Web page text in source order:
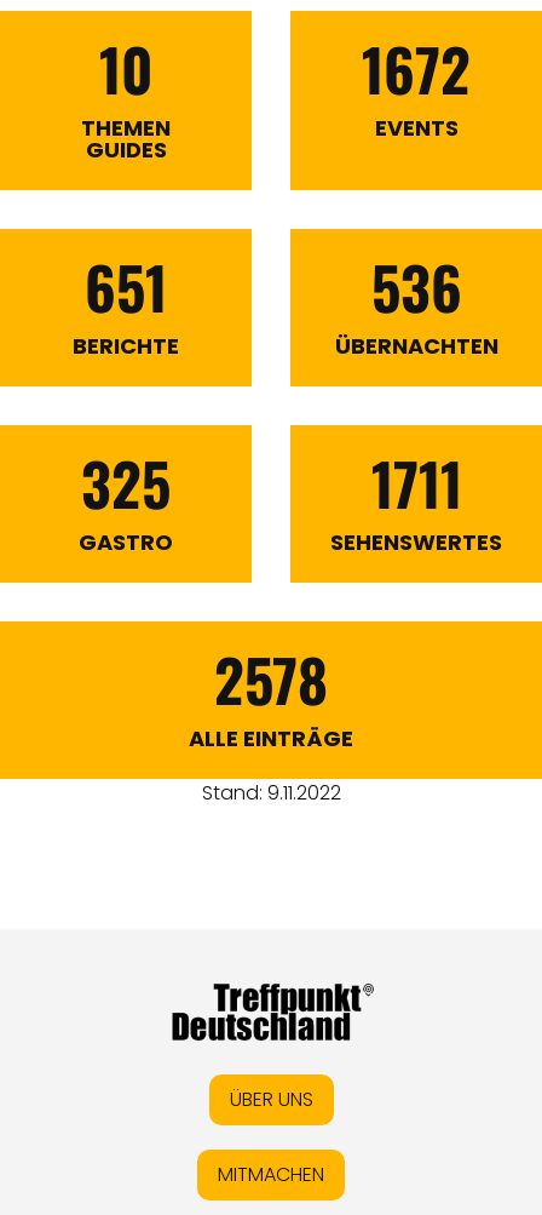
10
THEMEN
GUIDES
1672
EVENTS
651
BERICHTE
536
ÜBERNACHTEN
325
GASTRO
1711
SEHENSWERTES
2578
ALLE EINTRÄGE
Stand: 9.11.2022
ÜBER UNS
MITMACHEN